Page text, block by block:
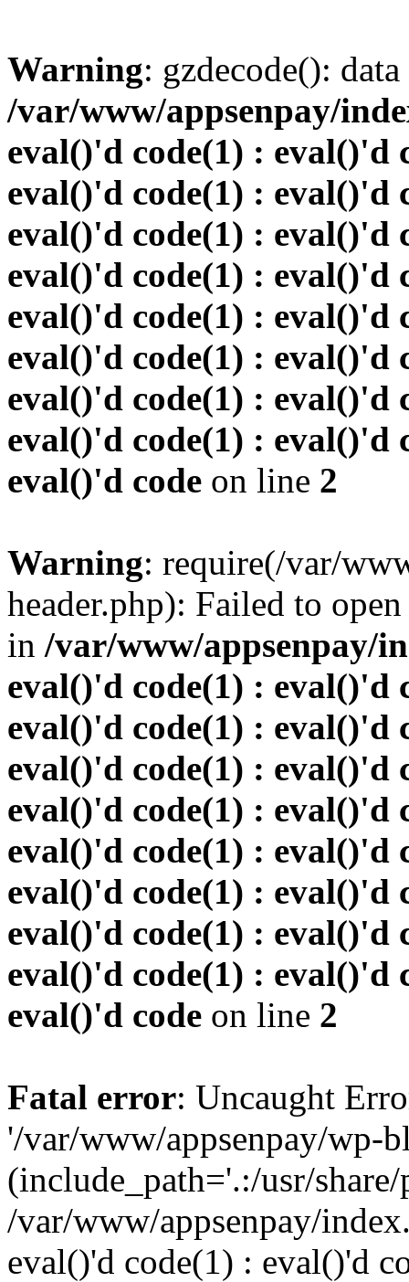
Warning: gzdecode():
/var/www/appsenpay/
eval()'d code(1) : eval()'d
eval()'d code(1) : eval()'d
eval()'d code(1) : eval()'d
eval()'d code(1) : eval()'d
eval()'d code(1) : eval()'d
eval()'d code(1) : eval()'d
eval()'d code(1) : eval()'d
eval()'d code(1) : eval()'d
eval()'d code on line 2
Warning: require(/var/
header.php): Failed to
in /var/www/appsenpay/
eval()'d code(1) : eval()'d
eval()'d code(1) : eval()'d
eval()'d code(1) : eval()'d
eval()'d code(1) : eval()'d
eval()'d code(1) : eval()'d
eval()'d code(1) : eval()'d
eval()'d code(1) : eval()'d
eval()'d code(1) : eval()'d
eval()'d code on line 2
Fatal error: Uncaught
'/var/www/appsenpay/wp-
(include_path='.:/usr/
/var/www/appsenpay/
eval()'d code(1) : eval()'d